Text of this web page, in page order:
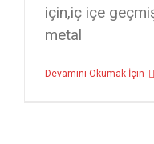
için,iç içe
metal
Devamını Okumak İçin